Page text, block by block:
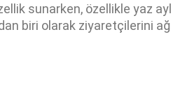
sunarken, özellikle yaz
biri olarak ziyaretçilerini